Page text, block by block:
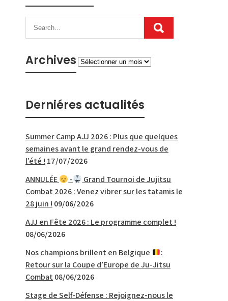
ArchivesArchives
Derniéres actualités
Summer Camp AJJ 2026 : Plus que quelques
semaines avant le grand rendez-vous de
l’été ! 17/07/2026
ANNULÉE
-
Grand Tournoi de Jujitsu
Combat 2026 : Venez vibrer sur les tatamis le
28 juin ! 09/06/2026
AJJ en Fête 2026 : Le programme complet !
08/06/2026
Nos champions brillent en Belgique
:
Retour sur la Coupe d’Europe de Ju-Jitsu
Combat 08/06/2026
Stage de Self-Défense : Rejoignez-nous le